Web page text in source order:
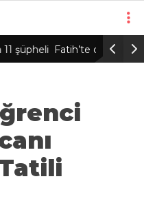
bulunduğu